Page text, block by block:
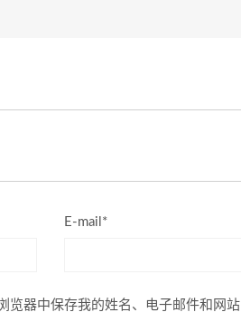
E-mail*
览器中保存我的姓名、电子邮件和网站